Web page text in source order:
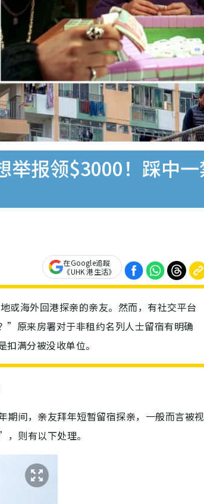
报领$3000！踩中
在Google追蹤
《UHK 港生活》
或海外回港探亲的亲友。然而，有社交平台
原来房署对于非租约名列人士留宿有明确
满分被没收单位。
期间，亲友拜年短暂留宿探亲，一般而言被视
则有以下处理。